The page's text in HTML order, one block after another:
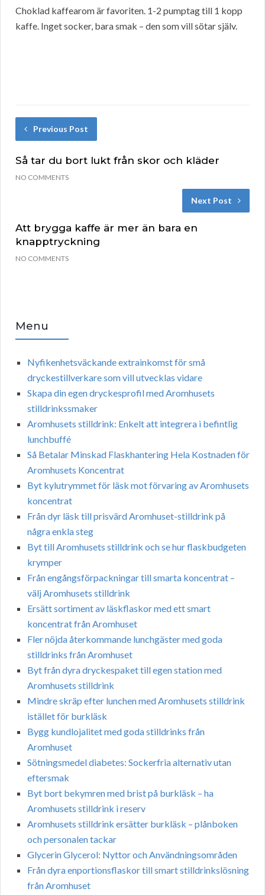
Choklad kaffearom är favoriten. 1-2 pumptag till 1 kopp
kaffe. Inget socker, bara smak – den som vill sötar själv.
Previous Post
Så tar du bort lukt från skor och kläder
NO COMMENTS
Next Post
Att brygga kaffe är mer än bara en
knapptryckning
NO COMMENTS
Menu
Nyfikenhetsväckande extrainkomst för små
dryckestillverkare som vill utvecklas vidare
Skapa din egen dryckesprofil med Aromhusets
stilldrinkssmaker
Aromhusets stilldrink: Enkelt att integrera i befintlig
lunchbuffé
Så Betalar Minskad Flaskhantering Hela Kostnaden för
Aromhusets Koncentrat
Byt kylutrymmet för läsk mot förvaring av Aromhusets
koncentrat
Från dyr läsk till prisvärd Aromhuset-stilldrink på
några enkla steg
Byt till Aromhusets stilldrink och se hur flaskbudgeten
krymper
Från engångsförpackningar till smarta koncentrat –
välj Aromhusets stilldrink
Ersätt sortiment av läskflaskor med ett smart
koncentrat från Aromhuset
Fler nöjda återkommande lunchgäster med goda
stilldrinks från Aromhuset
Byt från dyra dryckespaket till egen station med
Aromhusets stilldrink
Mindre skräp efter lunchen med Aromhusets stilldrink
istället för burkläsk
Bygg kundlojalitet med goda stilldrinks från
Aromhuset
Sötningsmedel diabetes: Sockerfria alternativ utan
eftersmak
Byt bort bekymren med brist på burkläsk – ha
Aromhusets stilldrink i reserv
Aromhusets stilldrink ersätter burkläsk – plånboken
och personalen tackar
Glycerin Glycerol: Nyttor och Användningsområden
Från dyra enportionsflaskor till smart stilldrinkslösning
från Aromhuset